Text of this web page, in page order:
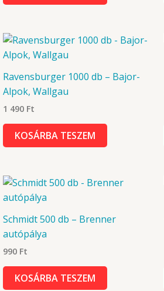
Ravensburger 1000 db – Bajor-
Alpok, Wallgau
1 490 Ft
KOSÁRBA TESZEM
Schmidt 500 db – Brenner
autópálya
990 Ft
KOSÁRBA TESZEM